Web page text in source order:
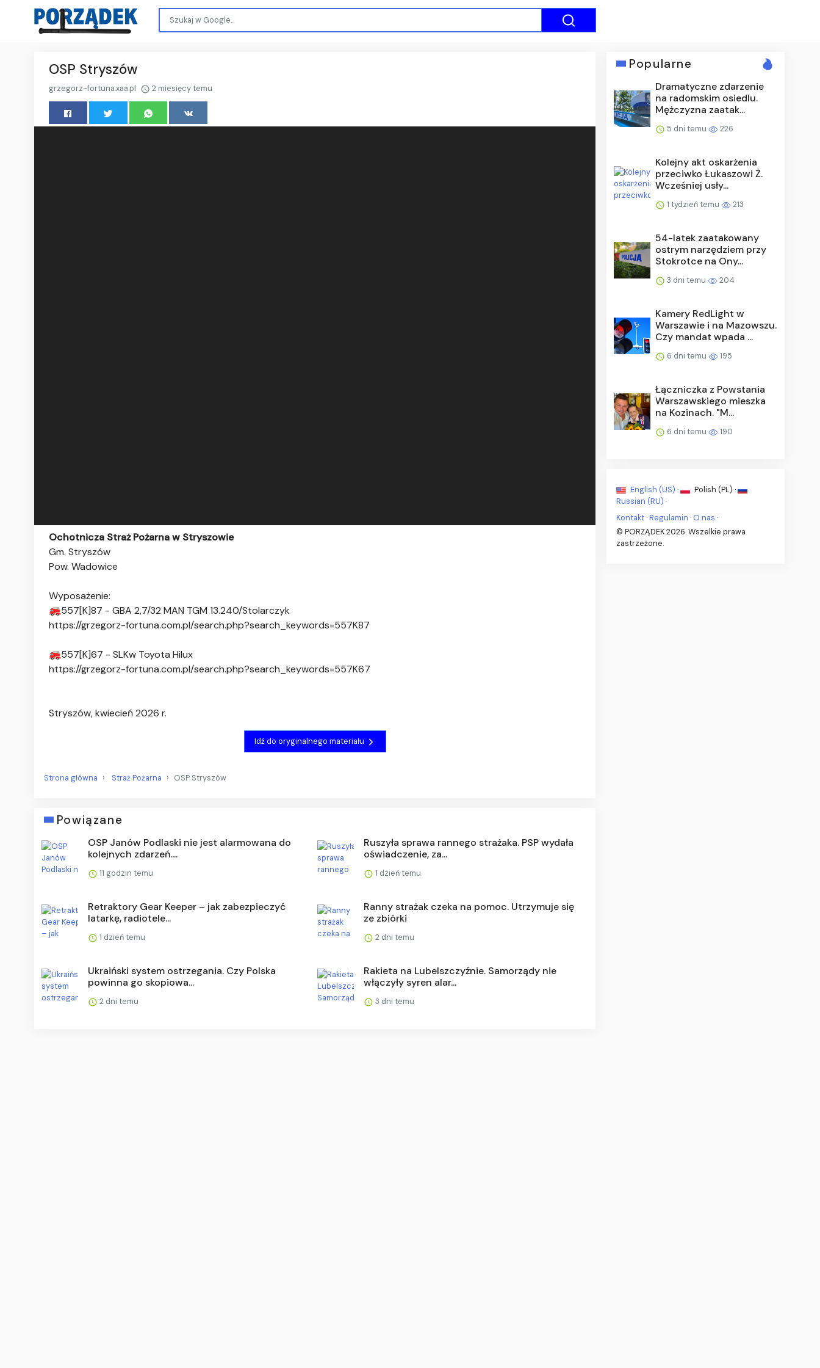
OSP Stryszów
grzegorz-fortuna.xaa.pl 2 miesięcy temu
Ochotnicza Straż Pożarna w Stryszowie
Gm. Stryszów
Pow. Wadowice
Wyposażenie:
🚒557[K]87 - GBA 2,7/32 MAN TGM 13.240/Stolarczyk
https://grzegorz-fortuna.com.pl/search.php?search_keywords=557K87
🚒557[K]67 - SLKw Toyota Hilux
https://grzegorz-fortuna.com.pl/search.php?search_keywords=557K67
Stryszów, kwiecień 2026 r.
Idź do oryginalnego materiału
Strona główna Straż Pożarna OSP Stryszów
Powiązane
OSP Janów Podlaski nie jest alarmowana do
kolejnych zdarzeń....
11 godzin temu
Ruszyła sprawa rannego strażaka. PSP wydała
oświadczenie, za...
1 dzień temu
Retraktory Gear Keeper – jak zabezpieczyć
latarkę, radiotele...
1 dzień temu
Ranny strażak czeka na pomoc. Utrzymuje się
ze zbiórki
2 dni temu
Ukraiński system ostrzegania. Czy Polska
powinna go skopiowa...
2 dni temu
Rakieta na Lubelszczyźnie. Samorządy nie
włączyły syren alar...
3 dni temu
Popularne
Dramatyczne zdarzenie
na radomskim osiedlu.
Mężczyzna zaatak...
5 dni temu 226
Kolejny akt oskarżenia
przeciwko Łukaszowi Ż.
Wcześniej usły...
1 tydzień temu 213
54-latek zaatakowany
ostrym narzędziem przy
Stokrotce na Ony...
3 dni temu 204
Kamery RedLight w
Warszawie i na Mazowszu.
Czy mandat wpada ...
6 dni temu 195
Łączniczka z Powstania
Warszawskiego mieszka
na Kozinach. "M...
6 dni temu 190
English (US) ·
Polish (PL) ·
Russian (RU) ·
Kontakt ·Regulamin · O nas ·
© PORZĄDEK 2026. Wszelkie prawa
zastrzeżone.